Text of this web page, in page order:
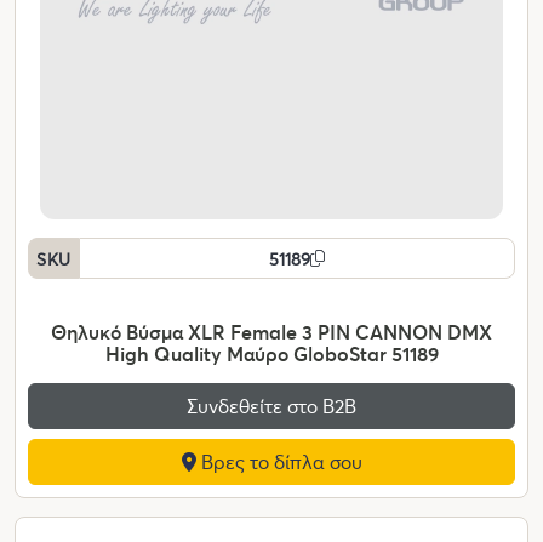
SKU 51189
Θηλυκό Βύσμα XLR Female 3 PIN CANNON DMX
High Quality Μαύρο GloboStar 51189
Συνδεθείτε στο Β2Β
Βρες το δίπλα σου